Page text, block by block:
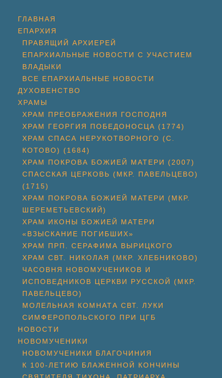
ГЛАВНАЯ
ЕПАРХИЯ
ПРАВЯЩИЙ АРХИЕРЕЙ
ЕПАРХИАЛЬНЫЕ НОВОСТИ С УЧАСТИЕМ
ВЛАДЫКИ
ВСЕ ЕПАРХИАЛЬНЫЕ НОВОСТИ
ДУХОВЕНСТВО
ХРАМЫ
ХРАМ ПРЕОБРАЖЕНИЯ ГОСПОДНЯ
ХРАМ ГЕОРГИЯ ПОБЕДОНОСЦА (1774)
ХРАМ СПАСА НЕРУКОТВОРНОГО (С.
КОТОВО) (1684)
ХРАМ ПОКРОВА БОЖИЕЙ МАТЕРИ (2007)
СПАССКАЯ ЦЕРКОВЬ (МКР. ПАВЕЛЬЦЕВО)
(1715)
ХРАМ ПОКРОВА БОЖИЕЙ МАТЕРИ (МКР.
ШЕРЕМЕТЬЕВСКИЙ)
ХРАМ ИКОНЫ БОЖИЕЙ МАТЕРИ
«ВЗЫСКАНИЕ ПОГИБШИХ»
ХРАМ ПРП. СЕРАФИМА ВЫРИЦКОГО
ХРАМ СВТ. НИКОЛАЯ (МКР. ХЛЕБНИКОВО)
ЧАСОВНЯ НОВОМУЧЕНИКОВ И
ИСПОВЕДНИКОВ ЦЕРКВИ РУССКОЙ (МКР.
ПАВЕЛЬЦЕВО)
МОЛЕЛЬНАЯ КОМНАТА СВТ. ЛУКИ
СИМФЕРОПОЛЬСКОГО ПРИ ЦГБ
НОВОСТИ
НОВОМУЧЕНИКИ
НОВОМУЧЕНИКИ БЛАГОЧИНИЯ
К 100-ЛЕТИЮ БЛАЖЕННОЙ КОНЧИНЫ